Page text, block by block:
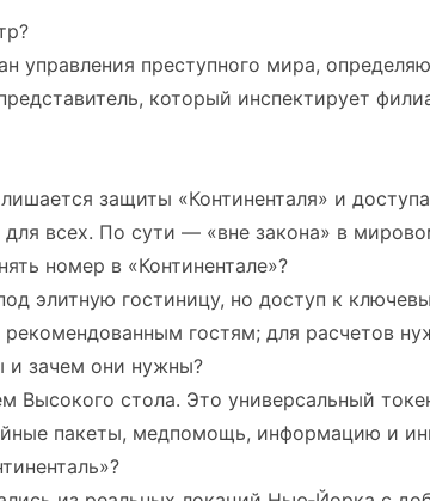
управления преступного мира,
который инспектирует
защиты «Континенталя» и
всех. По сути — «вне закона» в
номер в «Континентале»?
элитную гостиницу, но доступ к
гостям; для расчетов
и зачем они нужны?
Высокого стола. Это универсальный
пакеты, медпомощь, информацию и